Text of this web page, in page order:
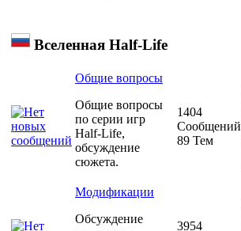
Вселенная Half-Life
Общие вопросы
Общие вопросы
по серии игр
Half-Life,
обсуждение
сюжета.
1404
Сообщений
89 Тем
Модификации
Обсуждение
3954